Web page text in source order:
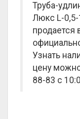
Труба-
Люкс L-
продается
Узнать
цену
88-83 с